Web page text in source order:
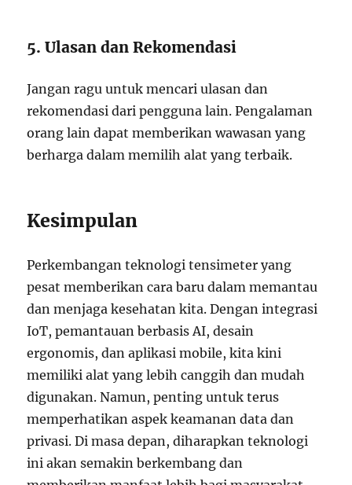
5. Ulasan dan Rekomendasi
Jangan ragu untuk mencari ulasan dan
rekomendasi dari pengguna lain. Pengalaman
orang lain dapat memberikan wawasan yang
berharga dalam memilih alat yang terbaik.
Kesimpulan
Perkembangan teknologi tensimeter yang
pesat memberikan cara baru dalam memantau
dan menjaga kesehatan kita. Dengan integrasi
IoT, pemantauan berbasis AI, desain
ergonomis, dan aplikasi mobile, kita kini
memiliki alat yang lebih canggih dan mudah
digunakan. Namun, penting untuk terus
memperhatikan aspek keamanan data dan
privasi. Di masa depan, diharapkan teknologi
ini akan semakin berkembang dan